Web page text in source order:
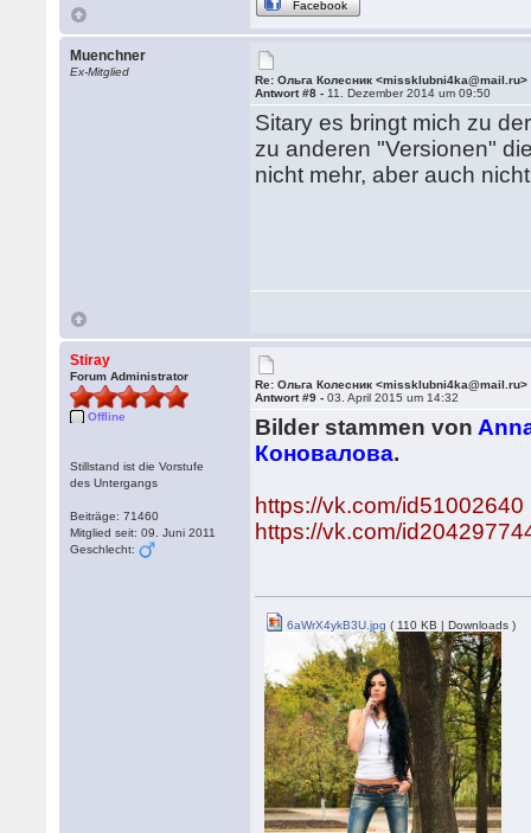
Facebook
Muenchner
Ex-Mitglied
Re: Ольга Колесник <missklubni4ka@mail.ru>
Antwort #8 - 11. Dezember 2014 um 09:50
Sitary es bringt mich zu
zu anderen "Versionen"
nicht mehr, aber auch
Stiray
Forum Administrator
Offline
Stillstand ist die Vorstufe
des Untergangs
Beiträge: 71460
Mitglied seit: 09. Juni 2011
Geschlecht:
Re: Ольга Колесник <missklubni4ka@mail.ru>
Antwort #9 -03. April 2015 um 14:32
Bilder stammen von
Коновалова.
https://vk.com/id51002640
https://vk.com/
6aWrX4ykB3U.jpg ( 110 KB | Downloads )